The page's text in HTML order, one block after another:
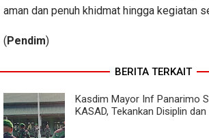
aman dan penuh khidmat hingga kegiatan
(Pendim)
BERITA TERKAIT
Kasdim Mayor Inf Panarimo
KASAD, Tekankan Disiplin